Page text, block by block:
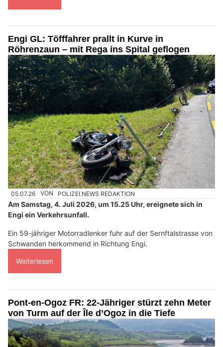
Engi GL: Töfffahrer prallt in Kurve in
Röhrenzaun – mit Rega ins Spital geflogen
05.07.26 VON POLIZEI.NEWS REDAKTION
Am Samstag, 4. Juli 2026, um 15.25 Uhr, ereignete sich in
Engi ein Verkehrsunfall.
Ein 59-jähriger Motorradlenker fuhr auf der Sernftalstrasse von
Schwanden herkommend in Richtung Engi.
Weiterlesen
Pont-en-Ogoz FR: 22-Jähriger stürzt zehn Meter
von Turm auf der Île d’Ogoz in die Tiefe